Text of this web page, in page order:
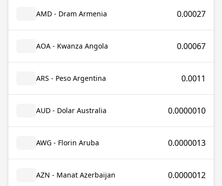
AMD - Dram Armenia 0.00027
AOA - Kwanza Angola 0.00067
ARS - Peso Argentina 0.0011
AUD - Dolar Australia 0.0000010
AWG - Florin Aruba 0.0000013
AZN - Manat Azerbaijan 0.0000012